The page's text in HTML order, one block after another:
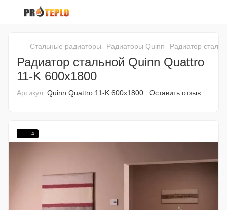
Стальные радиаторы Радиаторы Quinn Радиатор
Радиатор стальной Quinn Quattro
11-K 600x1800
Артикул: Quinn Quattro 11-K 600x1800 Оставить отзыв
4